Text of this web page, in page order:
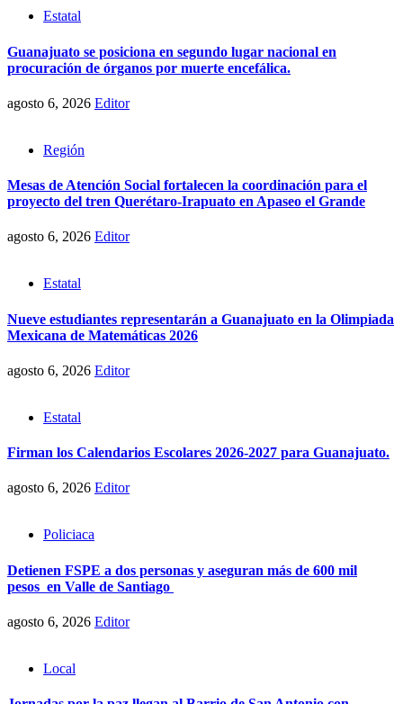
Estatal
Guanajuato se posiciona en segundo lugar nacional en
procuración de órganos por muerte encefálica.
agosto 6, 2026 Editor
Región
Mesas de Atención Social fortalecen la coordinación para el
proyecto del tren Querétaro-Irapuato en Apaseo el Grande
agosto 6, 2026 Editor
Estatal
Nueve estudiantes representarán a Guanajuato en la Olimpiada
Mexicana de Matemáticas 2026
agosto 6, 2026 Editor
Estatal
Firman los Calendarios Escolares 2026-2027 para Guanajuato.
agosto 6, 2026 Editor
Policiaca
Detienen FSPE a dos personas y aseguran más de 600 mil
pesos en Valle de Santiago
agosto 6, 2026 Editor
Local